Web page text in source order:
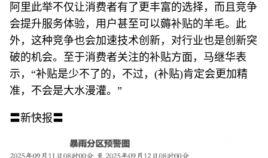
阿里此举不仅让消费者有了更丰富的选择，而且竞争
会提升服务体验，用户甚至可以薅补贴的羊毛。此
外，这种竞争也会加速技术创新，对行业也是创新突
破的机会。至于消费者关注的补贴方面，马继华表
示，“补贴是少不了的，不过，(补贴)肯定会更加精
准，不会是大水漫灌。”
〓新快报〓